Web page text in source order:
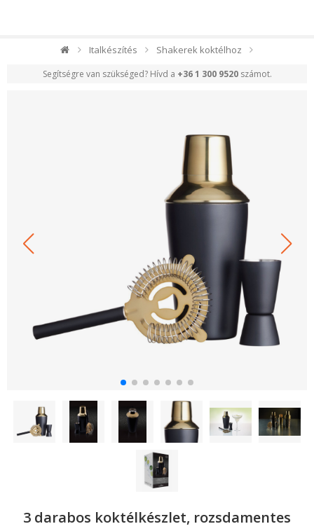
Italkészítés Shakerek koktélhoz
Segítségre van szükséged? Hívd a +36 1 300 9520számot.
3 darabos koktélkészlet, rozsdamentes